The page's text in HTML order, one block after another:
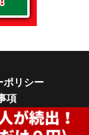
ポリシー
項
レスな高利益率ビ